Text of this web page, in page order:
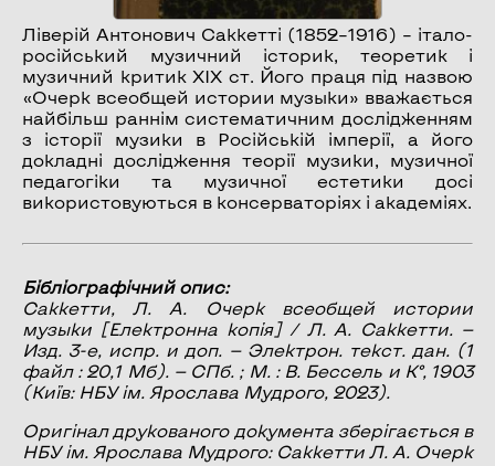
Ліверій Антонович Саккетті (1852–1916) – італо-
російський музичний історик, теоретик і
музичний критик XIX ст. Його праця під назвою
«Очерк всеобщей истории музыки» вважається
найбільш раннім систематичним дослідженням
з історії музики в Російській імперії, а його
докладні дослідження теорії музики, музичної
педагогіки та музичної естетики досі
використовуються в консерваторіях і академіях.
Бібліографічний опис:
Саккетти, Л. А.
Очерк всеобщей истории
музыки [Електронна копія] / Л. А. Саккетти. —
Изд. 3-е, испр. и доп. — Электрон. текст. дан. (1
файл : 20,1 Мб). — СПб. ; М. : В. Бессель и К°, 1903
(Київ: НБУ ім. Ярослава Мудрого, 2023).
Оригінал друкованого документа зберігається в
НБУ ім. Ярослава Мудрого: Саккетти Л. А. Очерк